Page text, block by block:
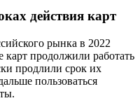
действия карт
рынка в 2022
продолжили работать
продлили срок их
пользоваться